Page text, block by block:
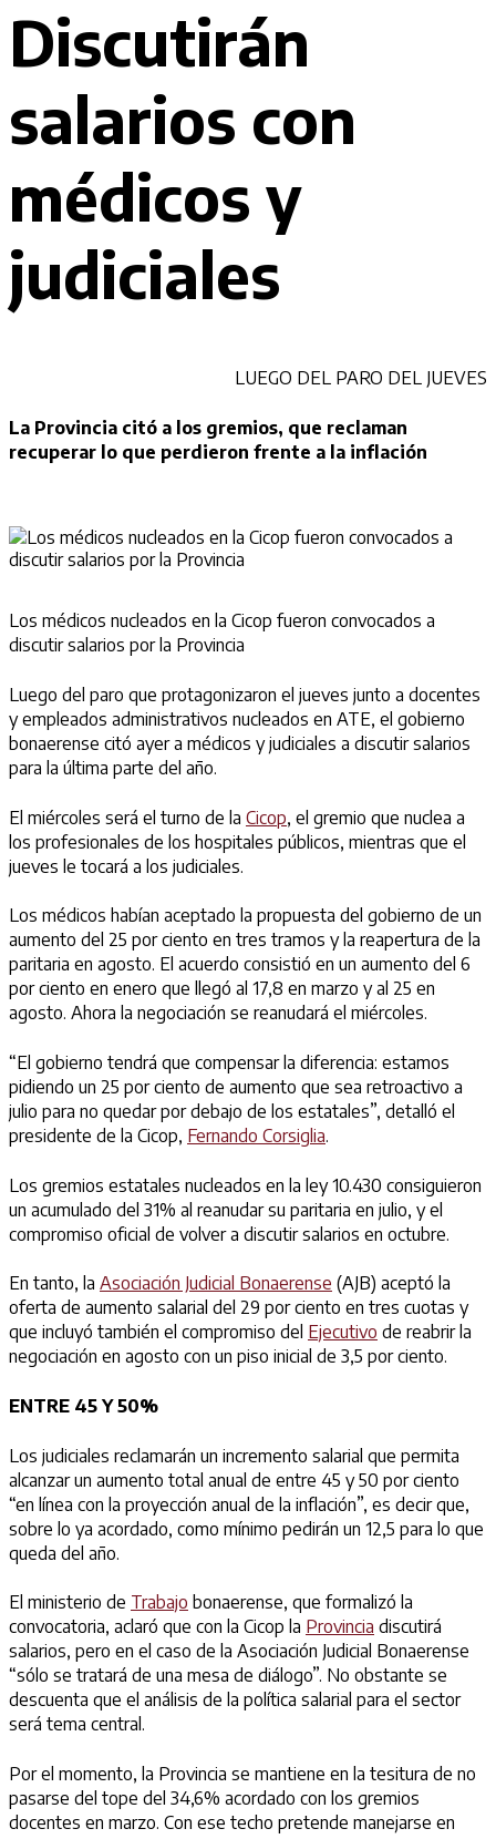
Discutirán
salarios con
médicos y
judiciales
LUEGO DEL PARO DEL JUEVES
La Provincia citó a los gremios, que reclaman
recuperar lo que perdieron frente a la inflación
Los médicos nucleados en la Cicop fueron convocados a
discutir salarios por la Provincia
Luego del paro que protagonizaron el jueves junto a docentes
y empleados administrativos nucleados en ATE, el gobierno
bonaerense citó ayer a médicos y judiciales a discutir salarios
para la última parte del año.
El miércoles será el turno de la Cicop, el gremio que nuclea a
los profesionales de los hospitales públicos, mientras que el
jueves le tocará a los judiciales.
Los médicos habían aceptado la propuesta del gobierno de un
aumento del 25 por ciento en tres tramos y la reapertura de la
paritaria en agosto. El acuerdo consistió en un aumento del 6
por ciento en enero que llegó al 17,8 en marzo y al 25 en
agosto. Ahora la negociación se reanudará el miércoles.
“El gobierno tendrá que compensar la diferencia: estamos
pidiendo un 25 por ciento de aumento que sea retroactivo a
julio para no quedar por debajo de los estatales”, detalló el
presidente de la Cicop, Fernando Corsiglia.
Los gremios estatales nucleados en la ley 10.430 consiguieron
un acumulado del 31% al reanudar su paritaria en julio, y el
compromiso oficial de volver a discutir salarios en octubre.
En tanto, la Asociación Judicial Bonaerense (AJB) aceptó la
oferta de aumento salarial del 29 por ciento en tres cuotas y
que incluyó también el compromiso del Ejecutivo de reabrir la
negociación en agosto con un piso inicial de 3,5 por ciento.
ENTRE 45 Y 50%
Los judiciales reclamarán un incremento salarial que permita
alcanzar un aumento total anual de entre 45 y 50 por ciento
“en línea con la proyección anual de la inflación”, es decir que,
sobre lo ya acordado, como mínimo pedirán un 12,5 para lo que
queda del año.
El ministerio de Trabajo bonaerense, que formalizó la
convocatoria, aclaró que con la Cicop la Provincia discutirá
salarios, pero en el caso de la Asociación Judicial Bonaerense
“sólo se tratará de una mesa de diálogo”. No obstante se
descuenta que el análisis de la política salarial para el sector
será tema central.
Por el momento, la Provincia se mantiene en la tesitura de no
pasarse del tope del 34,6% acordado con los gremios
docentes en marzo. Con ese techo pretende manejarse en